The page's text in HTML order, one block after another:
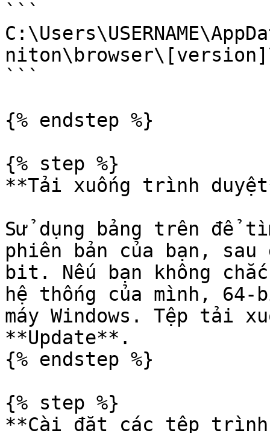
```
```
{% endstep %}
{% step %}
**Tải xuống trình
Sử dụng bảng trên để
phiên bản của bạn,
bit. Nếu bạn không
hệ thống của mình,
máy Windows. Tệp tải
**Update**.
{% endstep %}
{% step %}
**Cài đặt các tệp